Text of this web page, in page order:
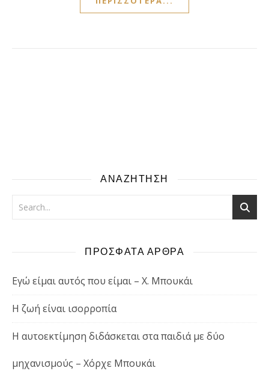
ΑΝΑΖΗΤΗΣΗ
ΠΡΟΣΦΑΤΑ ΑΡΘΡΑ
Εγώ είμαι αυτός που είμαι – Χ. Μπουκάι
Η ζωή είναι ισορροπία
Η αυτοεκτίμηση διδάσκεται στα παιδιά με δύο
μηχανισμούς – Χόρχε Μπουκάι